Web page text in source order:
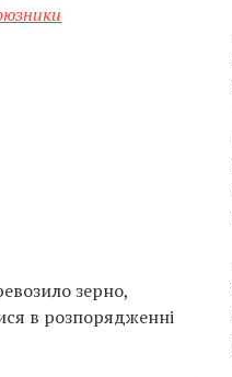
зерно,
в розпорядженні